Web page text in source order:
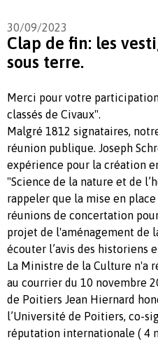
30/09/2023
Clap de fin: les
sous terre.
Merci pour votre
classés de Civaux".
Malgré 1812 signataires,
réunion publique. Joseph
expérience pour la création
"Science de la nature et de
rappeler que la mise en
réunions de concertation
projet de l'aménagement de
écouter l’avis des historiens
La Ministre de la Culture n'a
au courrier du 10 novembre
de Poitiers Jean Hiernard
l’Université de Poitiers, co-
réputation internationale ( 4